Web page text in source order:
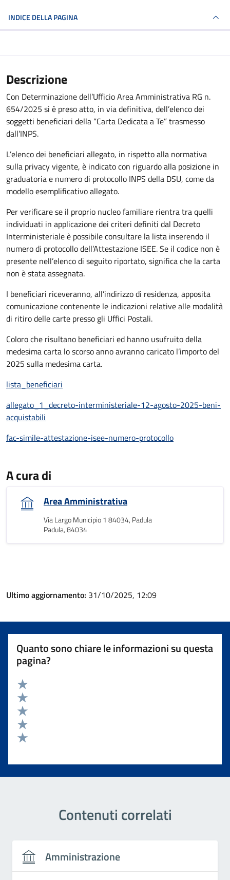
INDICE DELLA PAGINA
Descrizione
Con Determinazione dell’Ufficio Area Amministrativa RG n.
654/2025 si è preso atto, in via definitiva, dell’elenco dei
soggetti beneficiari della “Carta Dedicata a Te” trasmesso
dall’INPS.
L’elenco dei beneficiari allegato, in rispetto alla normativa
sulla privacy vigente, è indicato con riguardo alla posizione in
graduatoria e numero di protocollo INPS della DSU, come da
modello esemplificativo allegato.
Per verificare se il proprio nucleo familiare rientra tra quelli
individuati in applicazione dei criteri definiti dal Decreto
Interministeriale è possibile consultare la lista inserendo il
numero di protocollo dell’Attestazione ISEE. Se il codice non è
presente nell’elenco di seguito riportato, significa che la carta
non è stata assegnata.
I beneficiari riceveranno, all’indirizzo di residenza, apposita
comunicazione contenente le indicazioni relative alle modalità
di ritiro delle carte presso gli Uffici Postali.
Coloro che risultano beneficiari ed hanno usufruito della
medesima carta lo scorso anno avranno caricato l’importo del
2025 sulla medesima carta.
lista_beneficiari
allegato_1_decreto-interministeriale-12-agosto-2025-beni-
acquistabili
fac-simile-attestazione-isee-numero-protocollo
A cura di
Area Amministrativa
Via Largo Municipio 1 84034, Padula
Padula, 84034
Ultimo aggiornamento: 31/10/2025, 12:09
Quanto sono chiare le informazioni su questa
pagina?
Valuta 5 stelle su 5
Valuta 4 stelle su 5
Valuta 3 stelle su 5
Valuta 2 stelle su 5
Contenuti correlati
Amministrazione